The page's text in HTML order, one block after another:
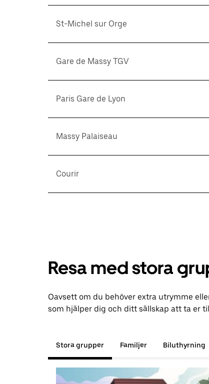
St-Michel sur Orge
Gare de Massy TGV
Paris Gare de Lyon
Massy Palaiseau
Courir
Resa med stora
Oavsett om du behöver extra utrymme
som hjälper dig och ditt sällskap att ta er
Stora grupper Familjer Biluthyrning